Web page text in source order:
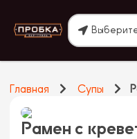
Главная Супы
Рамен с